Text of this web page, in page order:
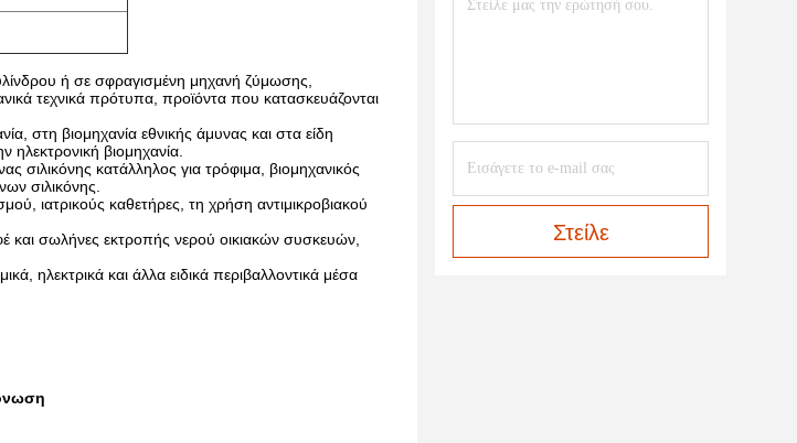
ή σε σφραγισμένη μηχανή ζύμωσης,
τεχνικά πρότυπα, προϊόντα που κατασκευάζονται
στη βιομηχανία εθνικής άμυνας και στα είδη
βιομηχανία.
σιλικόνης κατάλληλος για τρόφιμα, βιομηχανικός
σιλικόνης.
ιατρικούς καθετήρες, τη χρήση αντιμικροβιακού
και σωλήνες εκτροπής νερού οικιακών συσκευών,
ηλεκτρικά και άλλα ειδικά περιβαλλοντικά μέσα
Στείλε